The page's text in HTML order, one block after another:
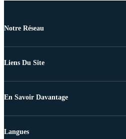
Notre Réseau
Liens Du Site
En Savoir Davantage
Langues